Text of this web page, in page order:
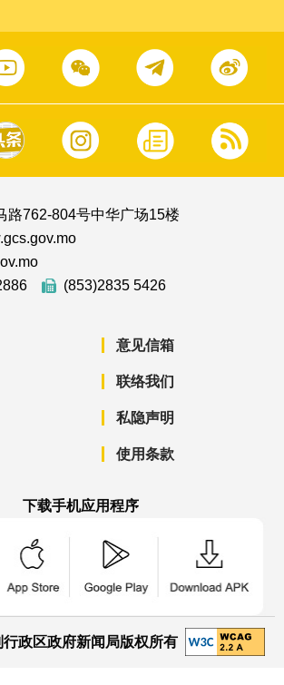
路762-804号中华广场15楼
(853)2835 5426
意见信箱
联络我们
私隐声明
使用条款
下载手机应用程序
政区政府新闻局版权所有